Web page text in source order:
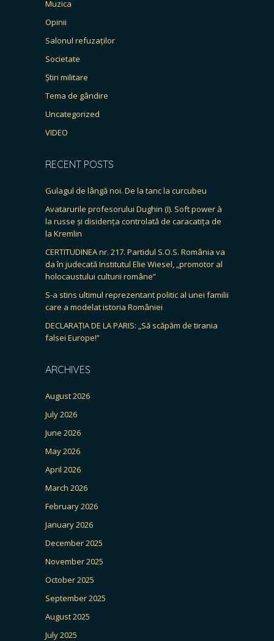
Muzica
Opinii
Salonul refuzaților
Societate
Știri militare
Tema de gândire
Uncategorized
VIDEO
RECENT POSTS
Gulagul de lângă noi. De la tanc la curcubeu
Avatarurile profesorului Dughin (I). Soft power à
la russe și disidența controlată de caracatița de
la Kremlin
CERTITUDINEA nr. 217. Partidul S.O.S. România va
da în judecată Institutul Elie Wiesel, „promotor al
holocaustului culturii române”
S-a stins ultimul reprezentant politic al unei familii
care a modelat istoria României
DECLARAȚIA DE LA PARIS: „Să scăpăm de tirania
falsei Europe!”
ARCHIVES
August 2026
July 2026
June 2026
May 2026
April 2026
March 2026
February 2026
January 2026
December 2025
November 2025
October 2025
September 2025
August 2025
July 2025